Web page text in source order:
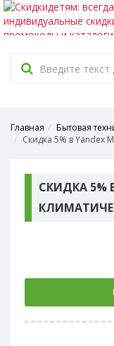
Главная
Бытовая
Скидка 5% в Yandex
СКИДКА 5%